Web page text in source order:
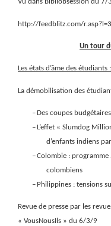
Vu dans Bibliobsession du
http://feedblitz.com/
Un tour
Les états d’âme des
La démobilisation des
–Des coupes
–L’effet « Slumdog
d’enfants indiens
–Colombie :
colombiens
– Philippines : tensions
Revue de presse par les
« VousNousIls » du 6/3/9